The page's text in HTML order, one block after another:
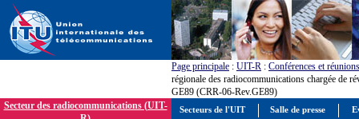
Page principale : UIT-R : Conférences et réunions
régionale des radiocommunications chargée de
GE89 (CRR-06-Rev.GE89)
Secteur des radiocommunications (UIT-
Secteurs de l'UIT Salle de presse